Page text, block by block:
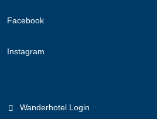
Facebook
Instagram
Wanderhotel Login